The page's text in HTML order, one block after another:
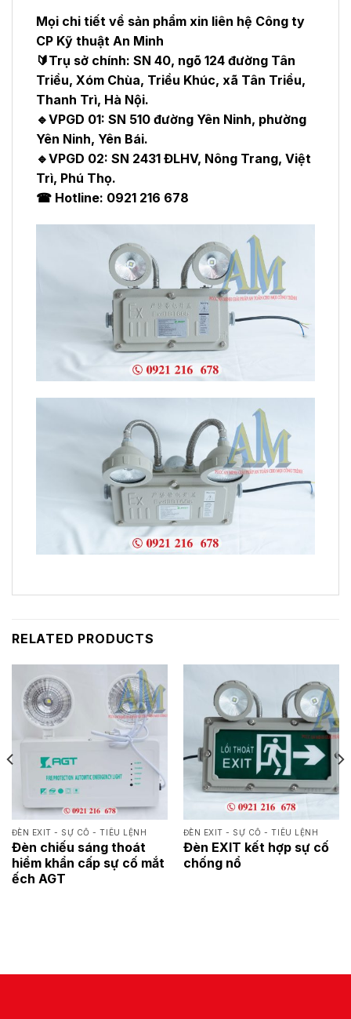
Mọi chi tiết về sản phẩm xin liên hệ Công ty
CP Kỹ thuật An Minh
🔰Trụ sở chính: SN 40, ngõ 124 đường Tân
Triều, Xóm Chùa, Triều Khúc, xã Tân Triều,
Thanh Trì, Hà Nội.
🔹VPGD 01: SN 510 đường Yên Ninh, phường
Yên Ninh, Yên Bái.
🔹VPGD 02: SN 2431 ĐLHV, Nông Trang, Việt
Trì, Phú Thọ.
☎ Hotline: 0921 216 678
RELATED PRODUCTS
ĐÈN EXIT - SỰ CỐ - TIÊU LỆNH
Đèn chiếu sáng thoát
hiểm khẩn cấp sự cố mắt
ếch AGT
ĐÈN EXIT - SỰ CỐ - TIÊU LỆNH
Đèn EXIT kết hợp sự cố
chống nổ